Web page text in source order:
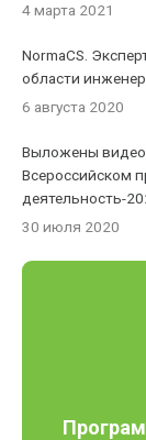
4 марта 2021
NormaCS.
области
6 августа 2020
Выложены
Всероссийском
деятельность-
30 июля 2020